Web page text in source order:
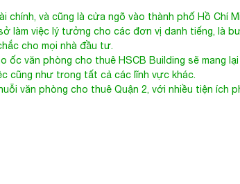
chính, và cũng là cửa ngõ vào thành phố Hồ Chí
làm việc lý tưởng cho các đơn vị danh tiếng, là
cho mọi nhà đầu tư.
ốc văn phòng cho thuê HSCB Building sẽ mang
cũng như trong tất cả các lĩnh vực khác.
văn phòng cho thuê Quận 2, với nhiều tiện ích